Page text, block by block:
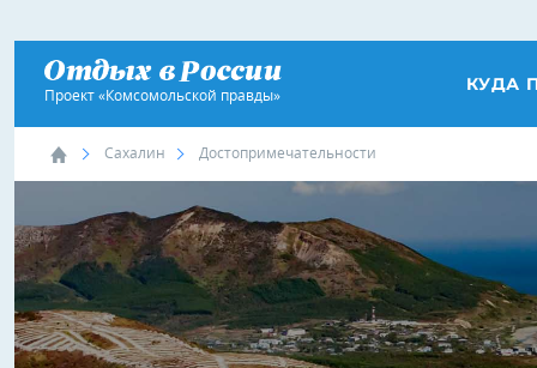
Проект «Комсомольской правды»
КУДА
Сахалин Достопримечательности